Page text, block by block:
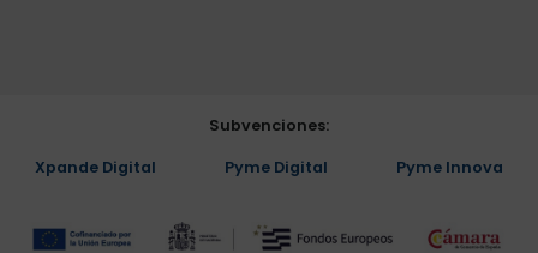
Subvenciones:
Xpande Digital Pyme Digital Pyme Innova